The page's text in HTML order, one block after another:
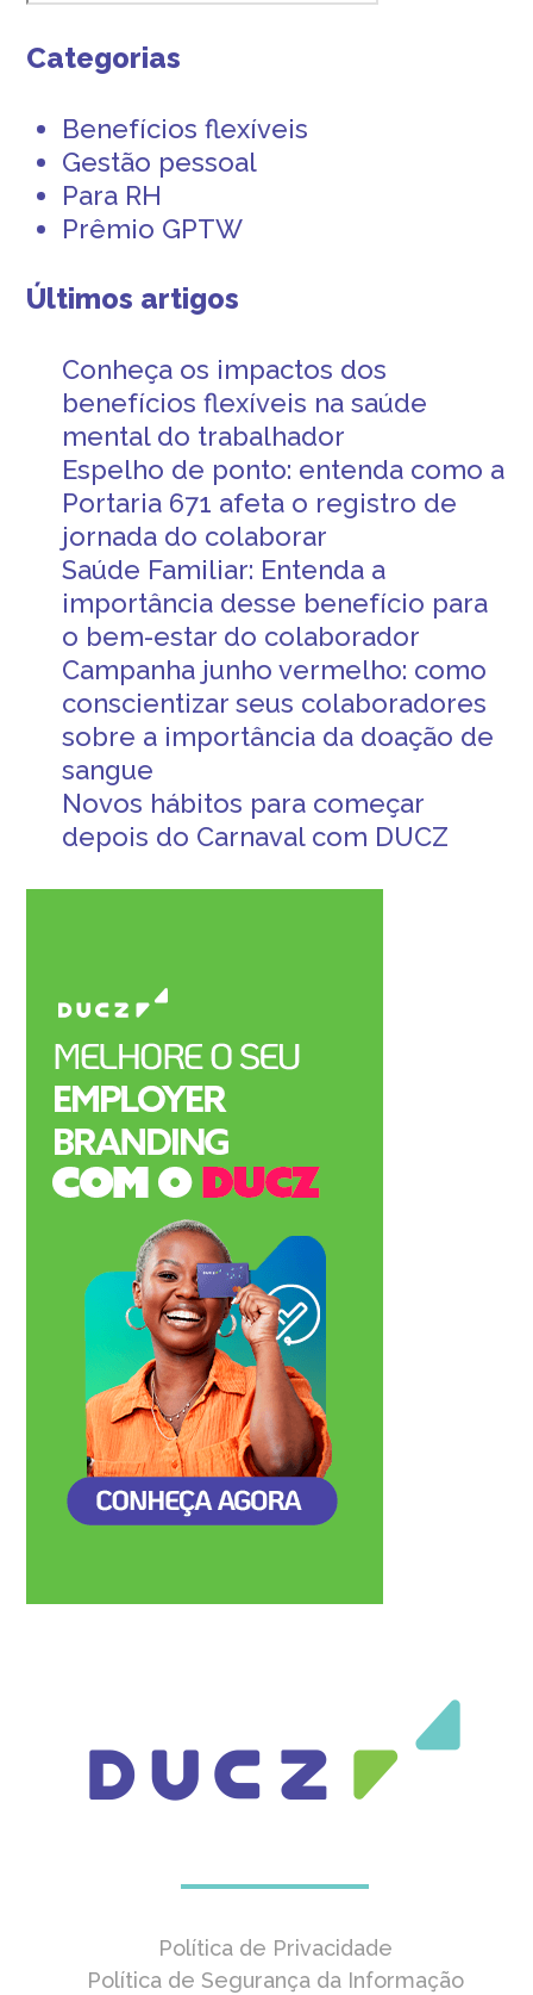
Categorias
Benefícios flexíveis
Gestão pessoal
Para RH
Prêmio GPTW
Últimos artigos
Conheça os impactos dos
benefícios flexíveis na saúde
mental do trabalhador
Espelho de ponto: entenda como a
Portaria 671 afeta o registro de
jornada do colaborar
Saúde Familiar: Entenda a
importância desse benefício para
o bem-estar do colaborador
Campanha junho vermelho: como
conscientizar seus colaboradores
sobre a importância da doação de
sangue
Novos hábitos para começar
depois do Carnaval com DUCZ
Política de Privacidade
Política de Segurança da Informação